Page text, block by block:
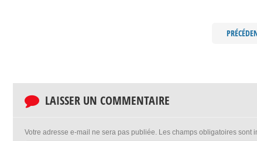
LAISSER UN COMMENTAIRE
Votre adresse e-mail ne sera pas publiée. Les champs obligatoires sont